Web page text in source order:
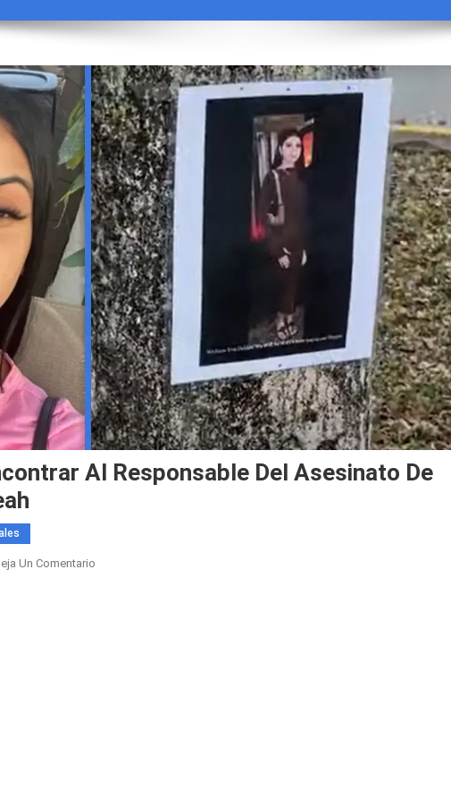
Al Responsable Del Asesinato De
Un Comentario